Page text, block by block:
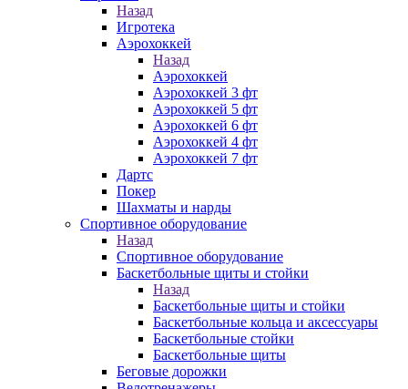
Назад
Игротека
Аэрохоккей
Назад
Аэрохоккей
Аэрохоккей 3 фт
Аэрохоккей 5 фт
Аэрохоккей 6 фт
Аэрохоккей 4 фт
Аэрохоккей 7 фт
Дартс
Покер
Шахматы и нарды
Спортивное оборудование
Назад
Спортивное оборудование
Баскетбольные щиты и стойки
Назад
Баскетбольные щиты и стойки
Баскетбольные кольца и аксессуары
Баскетбольные стойки
Баскетбольные щиты
Беговые дорожки